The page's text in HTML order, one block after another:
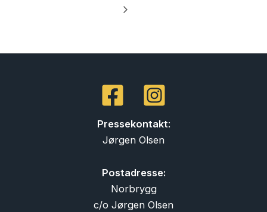
Pressekontakt:
Jørgen Olsen
Postadresse:
Norbrygg
c/o Jørgen Olsen